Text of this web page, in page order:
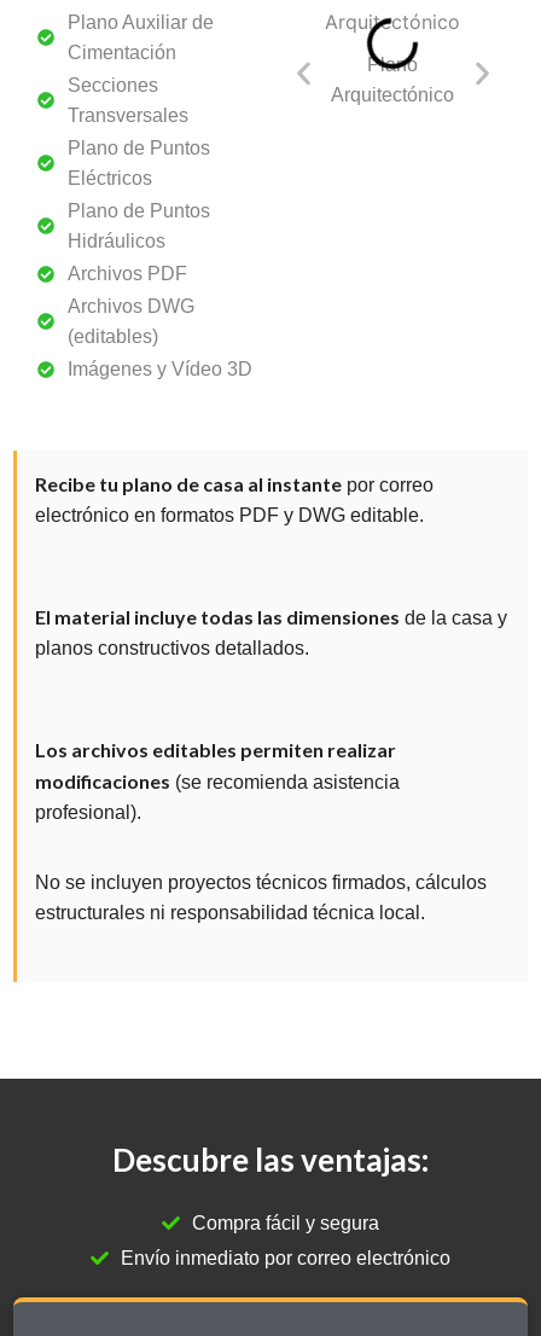
Plano Auxiliar de
Cimentación
Secciones
Transversales
Plano de Puntos
Eléctricos
Plano de Puntos
Hidráulicos
Archivos PDF
Archivos DWG
(editables)
Imágenes y Vídeo 3D
Plano
Arquitectónico
Recibe tu plano de casa al instante por correo
electrónico en formatos PDF y DWG editable.
El material incluye todas las dimensiones de la casa y
planos constructivos detallados.
Los archivos editables permiten realizar
modificaciones (se recomienda asistencia
profesional).
No se incluyen proyectos técnicos firmados, cálculos
estructurales ni responsabilidad técnica local.
Descubre las ventajas:
Compra fácil y segura
Envío inmediato por correo electrónico